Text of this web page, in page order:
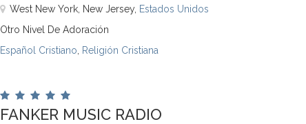
West New York, New Jersey, Estados Unidos
Otro Nivel De Adoración
Español Cristiano
Religión Cristiana
FANKER MUSIC RADIO